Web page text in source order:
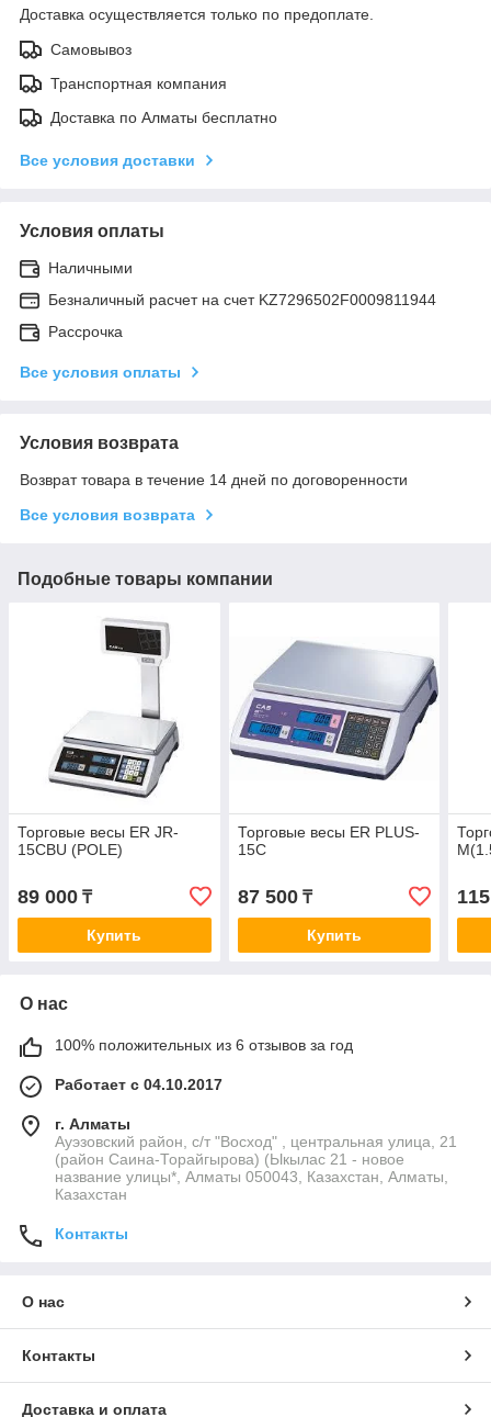
Доставка осуществляется только по предоплате.
Самовывоз
Транспортная компания
Доставка по Алматы бесплатно
Все условия доставки
Условия оплаты
Наличными
Безналичный расчет на счет KZ7296502F0009811944
Рассрочка
Все условия оплаты
Условия возврата
Возврат товара в течение 14 дней по договоренности
Все условия возврата
Подобные товары компании
Торговые весы ER JR-
15CBU (POLE)
89 000 ₸
Купить
Торговые весы ER PLUS-
15C
87 500₸
Купить
О нас
100% положительных из 6 отзывов за год
Работает с 04.10.2017
г. Алматы
Ауэзовский район, с/т "Восход" , центральная улица, 21
(район Саина-Торайгырова) (Ыкылас 21 - новое
название улицы*, Алматы 050043, Казахстан, Алматы,
Казахстан
Контакты
О нас
Контакты
Доставка и оплата